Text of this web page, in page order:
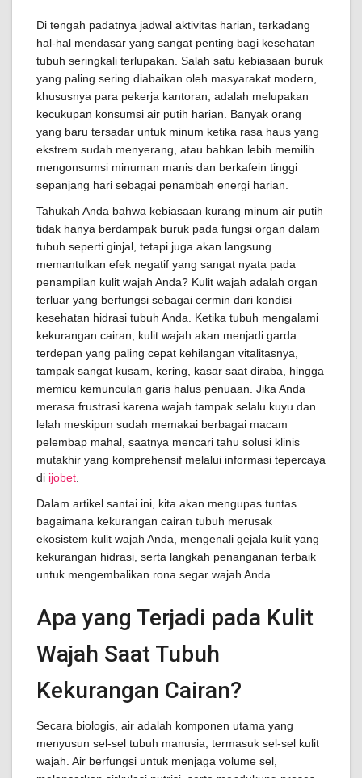
Di tengah padatnya jadwal aktivitas harian, terkadang
hal-hal mendasar yang sangat penting bagi kesehatan
tubuh seringkali terlupakan. Salah satu kebiasaan buruk
yang paling sering diabaikan oleh masyarakat modern,
khususnya para pekerja kantoran, adalah melupakan
kecukupan konsumsi air putih harian. Banyak orang
yang baru tersadar untuk minum ketika rasa haus yang
ekstrem sudah menyerang, atau bahkan lebih memilih
mengonsumsi minuman manis dan berkafein tinggi
sepanjang hari sebagai penambah energi harian.
Tahukah Anda bahwa kebiasaan kurang minum air putih
tidak hanya berdampak buruk pada fungsi organ dalam
tubuh seperti ginjal, tetapi juga akan langsung
memantulkan efek negatif yang sangat nyata pada
penampilan kulit wajah Anda? Kulit wajah adalah organ
terluar yang berfungsi sebagai cermin dari kondisi
kesehatan hidrasi tubuh Anda. Ketika tubuh mengalami
kekurangan cairan, kulit wajah akan menjadi garda
terdepan yang paling cepat kehilangan vitalitasnya,
tampak sangat kusam, kering, kasar saat diraba, hingga
memicu kemunculan garis halus penuaan. Jika Anda
merasa frustrasi karena wajah tampak selalu kuyu dan
lelah meskipun sudah memakai berbagai macam
pelembap mahal, saatnya mencari tahu solusi klinis
mutakhir yang komprehensif melalui informasi tepercaya
di ijobet
Dalam artikel santai ini, kita akan mengupas tuntas
bagaimana kekurangan cairan tubuh merusak
ekosistem kulit wajah Anda, mengenali gejala kulit yang
kekurangan hidrasi, serta langkah penanganan terbaik
untuk mengembalikan rona segar wajah Anda.
Apa yang Terjadi pada Kulit
Wajah Saat Tubuh
Kekurangan Cairan?
Secara biologis, air adalah komponen utama yang
menyusun sel-sel tubuh manusia, termasuk sel-sel kulit
wajah. Air berfungsi untuk menjaga volume sel,